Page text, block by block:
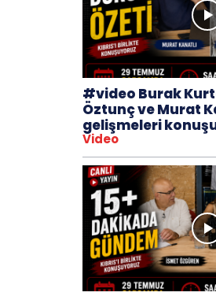
#video Burak
Öztunç ve Murat
gelişmeleri
Video